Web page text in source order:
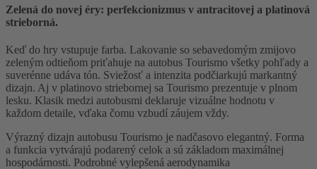
Zelená do novej éry: perfekcionizmus v antracitovej a platinová
strieborná.
Keď do hry vstupuje farba. Lakovanie so sebavedomým zmijovo
zeleným odtieňom priťahuje na autobus Tourismo všetky pohľady a
suverénne udáva tón. Sviežosť a intenzita podčiarkujú markantný
dizajn. Aj v platinovo striebornej sa Tourismo prezentuje v plnom
lesku. Klasik medzi autobusmi deklaruje vizuálne hodnotu v
každom detaile, vďaka čomu vzbudí záujem vždy.
Výrazný dizajn autobusu Tourismo je nadčasovo elegantný. Forma
a funkcia vytvárajú podarený celok a sú základom maximálnej
hospodárnosti. Podrobné vylepšená aerodynamika